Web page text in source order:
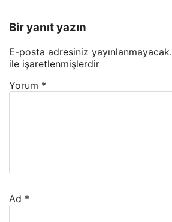
Bir yanıt yazın
E-posta adresiniz yayınlanmayacak.
ile işaretlenmişlerdir
Yorum *
Ad *